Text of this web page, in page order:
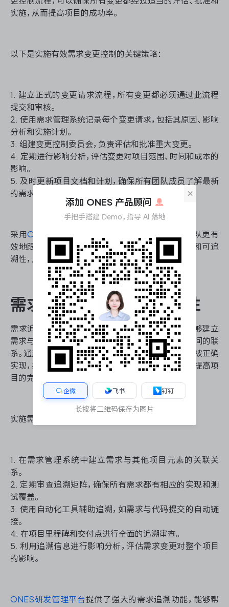
实施，从而提高项目的成功率。
以下是实施有效需求变更控制的关键策略：
1. 建立正式的变更请求流程，所有变更都必须通过此流程
提交和审核。
2. 使用需求管理系统记录每个变更请求，包括其原因、影响
分析和实施计划。
3. 组建变更控制委员会，负责评估和批准重大变更。
4. 定期进行影响分析，评估变更对项目范围、时间和成本的
影响。
5. 及时更新项目文档和计划，确保所有团队成员了解最新
的需求状态。
采用ONES研发管理平台
等专业工具，可以帮助团队更有
效地跟踪和管理需求变更，确保变更过程的透明度和可追
溯性，从而提高项目的适应能力和成功率。
需求追溯：确保项目完整性
需求追溯是需求管理系统中的一个关键功能，它能够建立
需求与其他项目元素（如设计、代码、测试用例等）之间的联
系。通过有效的需求追溯，团队可以确保每个需求都被正确
实现，并且所有项目成果都能追溯到原始需求，从而提高项
目的完整性和质量。
实施需求追溯的主要步骤包括：
1. 在需求管理系统中建立需求与其他项目元素的关联关
系。
2. 定期审查追溯矩阵，确保所有需求都有相应的实现和测
试覆盖。
3. 使用自动化工具辅助追溯，如需求与代码提交的自动链
接。
4. 在项目里程碑和交付点进行全面的追溯审查。
5. 利用追溯信息进行影响分析，评估需求变更对整个项目
的影响。
ONES研发管理平台提供了强大的需求追溯功能，能够帮
×
添加 ONES 产品顾问
手把手搭建 Demo，指导 AI 落地
企微 飞书 钉钉
长按将二维码保存为图片